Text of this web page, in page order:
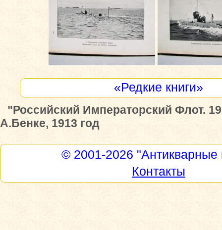
«Редкие книги»
"Российский Императорский Флот.
А.Бенке, 1913 год
© 2001-2026 "Антикварные
Контакты